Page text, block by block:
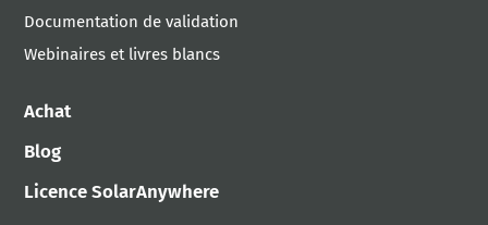
Documentation de validation
Webinaires et livres blancs
Achat
Blog
Licence SolarAnywhere